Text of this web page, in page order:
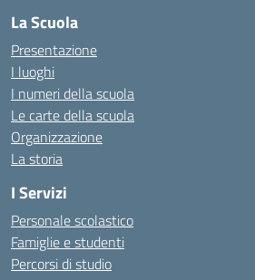
La Scuola
Presentazione
I luoghi
I numeri della scuola
Le carte della scuola
Organizzazione
La storia
I Servizi
Personale scolastico
Famiglie e studenti
Percorsi di studio